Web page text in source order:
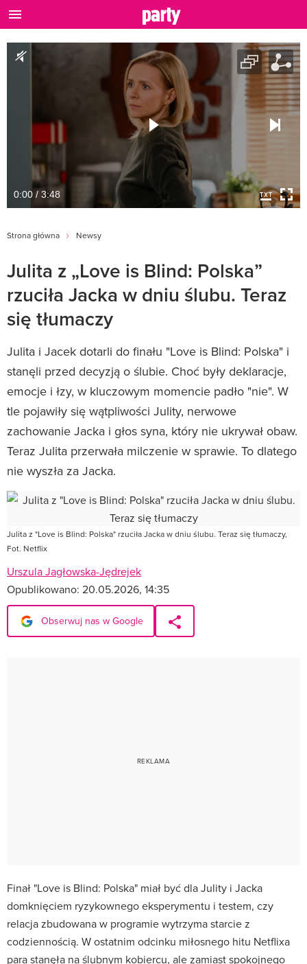
0:00 / 3:48
Strona główna Newsy
Julita z „Love is Blind: Polska”
rzuciła Jacka w dniu ślubu. Teraz
się tłumaczy
Julita i Jacek dotarli do finału "Love is Blind: Polska" i
stanęli przed decyzją o ślubie. Choć były deklaracje,
emocje i łzy, w kluczowym momencie padło "nie". W
tle pojawiły się wątpliwości Julity, nerwowe
zachowanie Jacka i głos syna, który nie ukrywał obaw.
Teraz Julita przerwała milczenie w sprawie. To dlatego
nie wyszła za Jacka.
Julita z "Love is Blind: Polska" rzuciła Jacka w dniu ślubu. Teraz się tłumaczy,
Fot. Netflix
Urszula Jagłowska-Jędrejek
Opublikowano: 20.05.2026, 14:35
Obserwuj nas w Google
Finał "Love is Blind: Polska" miał być dla Julity i Jacka
domknięciem ryzykownego eksperymentu i testem, czy
relacja zbudowana w programie wytrzyma starcie z
codziennością. W ostatnim odcinku miłosnego hitu Netflixa
para stanęła na ślubnym kobiercu, ale zamiast spokojnego